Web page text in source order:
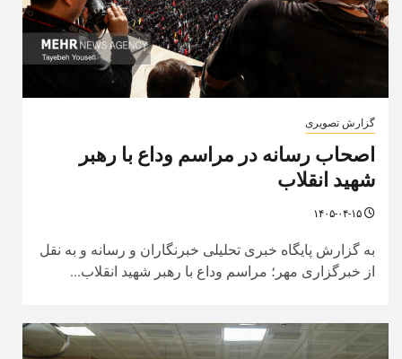
گزارش تصویری
اصحاب رسانه در مراسم وداع با رهبر
شهید انقلاب
به گزارش پایگاه خبری تحلیلی خبرنگاران و رسانه و به نقل
از خبرگزاری مهر؛ مراسم وداع با رهبر شهید انقلاب...